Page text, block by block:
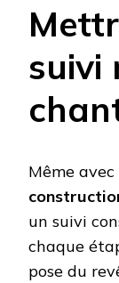
suivi
Même
un suivi
chaque
pose du